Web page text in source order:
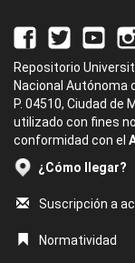
Repositorio
Nacional Autónoma
P. 04510, Ciudad de
utilizado con fines
conformidad con el
¿Cómo llegar?
Suscripción a
Normatividad